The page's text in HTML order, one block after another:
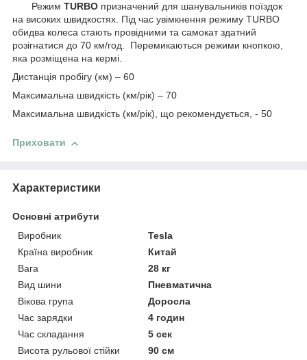
Режим TURBO призначений для шанувальників поїздок
на високих швидкостях. Під час увімкнення режиму TURBO
обидва колеса стають провідними та самокат здатний
розігнатися до 70 км/год. Перемикаються режими кнопкою,
яка розміщена на кермі.
Дистанція пробігу (км) – 60
Максимальна швидкість (км/рік) – 70
Максимальна швидкість (км/рік), що рекомендується, - 50
Приховати
Характеристики
Основні атрибути
Виробник
Tesla
Країна виробник
Китай
Вага
28 кг
Вид шини
Пневматична
Вікова група
Доросла
Час зарядки
4 годин
Час складання
5 сек
Висота рульової стійки
90 см